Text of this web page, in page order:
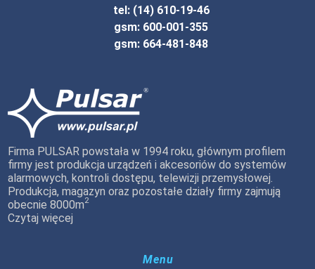
tel: (14) 610-19-46
gsm: 600-001-355
gsm: 664-481-848
Firma PULSAR powstała w 1994 roku, głównym profilem
firmy jest produkcja urządzeń i akcesoriów do systemów
alarmowych, kontroli dostępu, telewizji przemysłowej.
Produkcja, magazyn oraz pozostałe działy firmy zajmują
obecnie 8000m2
Czytaj więcej
Menu